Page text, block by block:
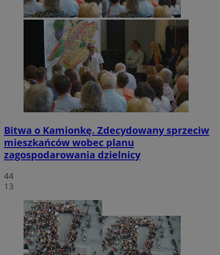
Bitwa o Kamionkę. Zdecydowany sprzeciw
mieszkańców wobec planu
zagospodarowania dzielnicy
44
13